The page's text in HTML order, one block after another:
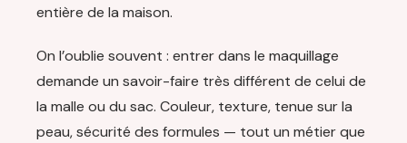
entière de la maison.
On l’oublie souvent : entrer dans le maquillage
demande un savoir-faire très différent de celui de
la malle ou du sac. Couleur, texture, tenue sur la
peau, sécurité des formules — tout un métier que